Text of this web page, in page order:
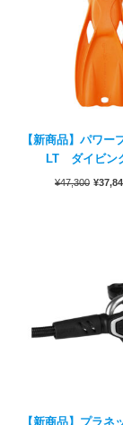
【新商品】パワー
LT ダイビン
¥47,300 ¥
【新商品】プラネ